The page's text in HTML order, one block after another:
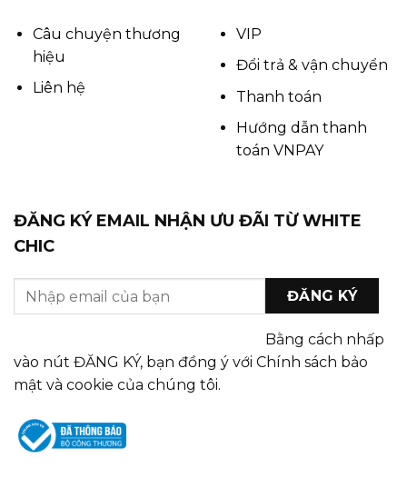
Câu chuyện thương
hiệu
Liên hệ
VIP
Đổi trả & vận chuyển
Thanh toán
Hướng dẫn thanh
toán VNPAY
ĐĂNG KÝ EMAIL NHẬN ƯU ĐÃI TỪ WHITE
CHIC
Bằng cách nhấp
vào nút ĐĂNG KÝ, bạn đồng ý với Chính sách bảo
mật và cookie của chúng tôi.